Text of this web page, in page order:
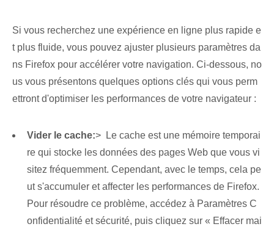
Si vous recherchez une expérience en ligne plus rapide e
t plus fluide, vous pouvez ajuster plusieurs paramètres da
ns Firefox pour accélérer votre navigation. Ci-dessous, no
us vous présentons quelques options clés qui vous perm
ettront d'optimiser les performances de votre navigateur :
Vider le cache:> ⁣ Le cache est une mémoire temporai
re qui stocke les données des pages Web que vous vi
sitez fréquemment. Cependant, avec le temps, cela pe
ut s'accumuler et affecter les performances de Firefox.
Pour résoudre ce problème, accédez à Paramètres C
onfidentialité et sécurité, puis cliquez sur « Effacer mai